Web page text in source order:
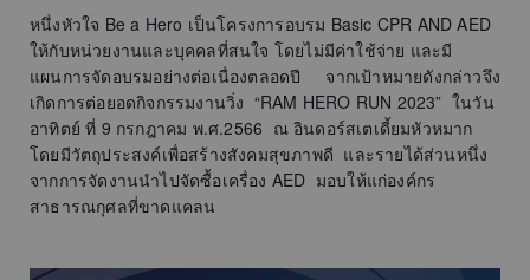
หนึ่งหัวใจ Be a Hero เป็นโครงการอบรม Basic CPR AND AED
ให้กับหน่วยงานและบุคคลที่สนใจ โดยไม่มีค่าใช้จ่าย และมี
แผนการจัดอบรมอย่างต่อเนื่องตลอดปี จากเป้าหมายดังกล่าวจึง
เกิดการต่อยอดกิจกรรมงานวิ่ง “RAM HERO RUN 2023” ในวัน
อาทิตย์ ที่ 9 กรกฎาคม พ.ศ.2566 ณ อินดอร์สเตเดี้ยมหัวหมาก
โดยมีวัตถุประสงค์เพื่อสร้างสังคมสุขภาพดี และรายได้ส่วนหนึ่ง
จากการจัดงานนำไปจัดซื้อเครื่อง AED มอบให้แก่องค์กร
สาธารณกุศลที่ขาดแคลน